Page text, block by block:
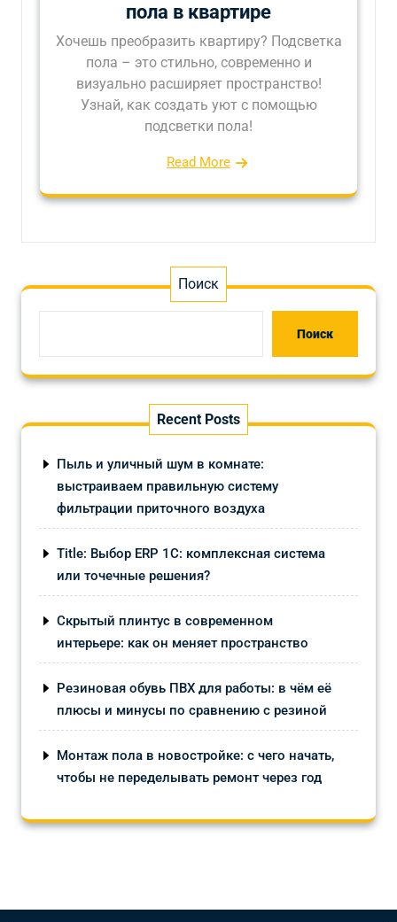
пола в квартире
Хочешь преобразить квартиру? Подсветка
пола – это стильно, современно и
визуально расширяет пространство!
Узнай, как создать уют с помощью
подсветки пола!
Read More
Поиск
Поиск
Recent Posts
Пыль и уличный шум в комнате:
выстраиваем правильную систему
фильтрации приточного воздуха
Title: Выбор ERP 1С: комплексная система
или точечные решения?
Скрытый плинтус в современном
интерьере: как он меняет пространство
Резиновая обувь ПВХ для работы: в чём её
плюсы и минусы по сравнению с резиной
Монтаж пола в новостройке: с чего начать,
чтобы не переделывать ремонт через год